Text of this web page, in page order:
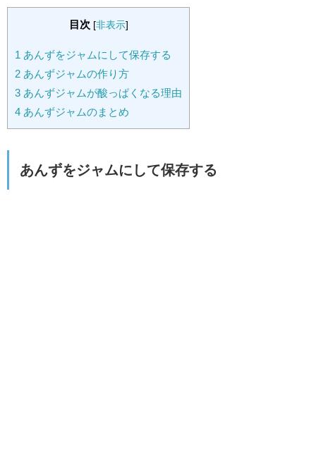
目次 [非表示]
1 あんずをジャムにして保存する
2 あんずジャムの作り方
3 あんずジャムが酸っぱくなる理由
4 あんずジャムのまとめ
あんずをジャムにして保存する